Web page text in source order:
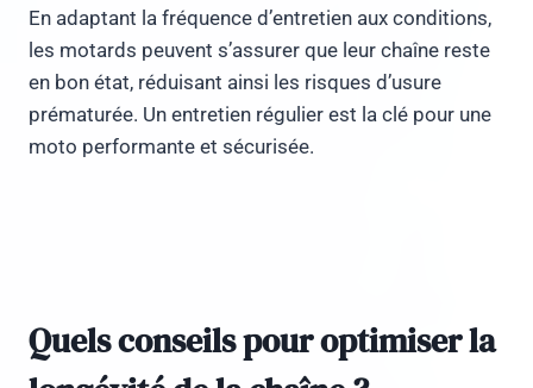
En adaptant la fréquence d’entretien aux conditions,
les motards peuvent s’assurer que leur chaîne reste
en bon état, réduisant ainsi les risques d’usure
prématurée. Un entretien régulier est la clé pour une
moto performante et sécurisée.
Quels conseils pour optimiser la